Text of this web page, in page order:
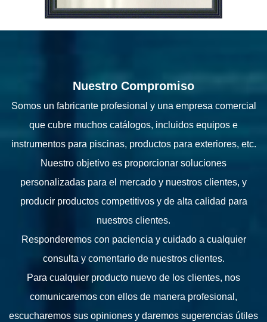
Nuestro Compromiso
Somos un fabricante profesional y una empresa comercial
que cubre muchos catálogos, incluidos equipos e
instrumentos para piscinas, productos para exteriores, etc.
Nuestro objetivo es proporcionar soluciones
personalizadas para el mercado y nuestros clientes, y
producir productos competitivos y de alta calidad para
nuestros clientes.
Responderemos con paciencia y cuidado a cualquier
consulta y comentario de nuestros clientes.
Para cualquier producto nuevo de los clientes, nos
comunicaremos con ellos de manera profesional,
escucharemos sus opiniones y daremos sugerencias útiles